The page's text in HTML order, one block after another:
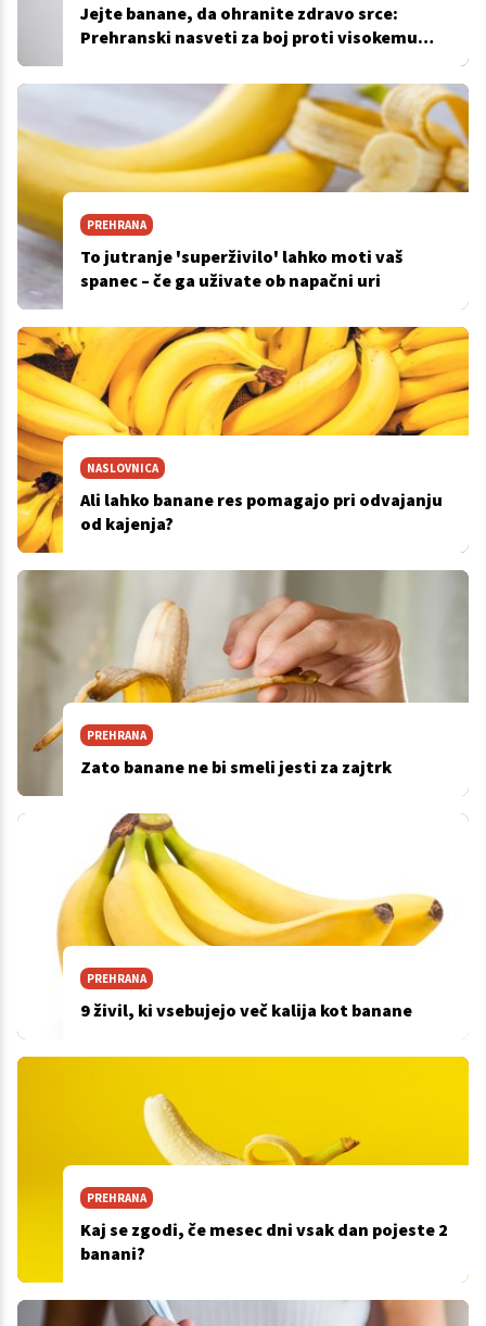
Jejte banane, da ohranite zdravo srce:
Prehranski nasveti za boj proti visokemu
PREHRANA
To jutranje 'superživilo' lahko moti vaš
spanec – če ga uživate ob napačni uri
NASLOVNICA
Ali lahko banane res pomagajo pri odvajanju
od kajenja?
PREHRANA
Zato banane ne bi smeli jesti za zajtrk
PREHRANA
9 živil, ki vsebujejo več kalija kot banane
PREHRANA
Kaj se zgodi, če mesec dni vsak dan pojeste 2
banani?